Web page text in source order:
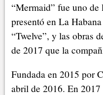
“Mermaid” fue uno de
presentó en La
“Twelve”, y las obras
de 2017 que la
Fundada en 2015 por
abril de 2016. En